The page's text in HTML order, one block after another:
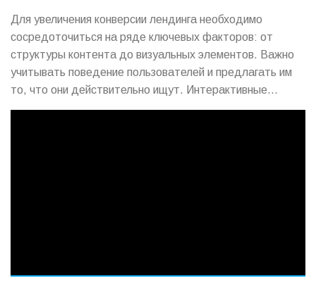
Для увеличения конверсии лендинга необходимо
сосредоточиться на ряде ключевых факторов: от
структуры контента до визуальных элементов. Важно
учитывать поведение пользователей и предлагать им
то, что они действительно ищут. Интерактивные
элементы и четкий призыв к действию могут